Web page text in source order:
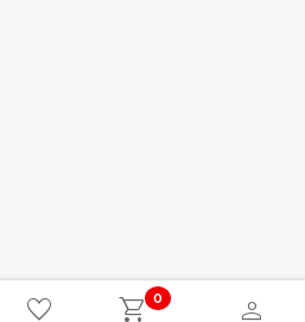
Tous droits réservés.
favorite shopping_cart 0 person